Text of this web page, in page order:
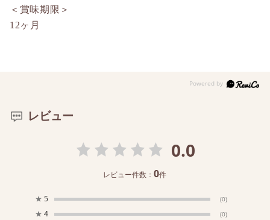
＜賞味期限＞
12ヶ月
レビュー
0.0
レビュー件数：0件
★ 5 (0)
★ 4 (0)